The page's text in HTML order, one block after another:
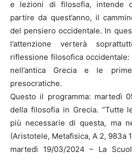
e lezioni di filosofia, intende
partire da quest’anno, il
del pensiero occidentale. In
l’attenzione verterà
riflessione filosofica
nell’antica Grecia e le
presocratiche.
Questo il programma: martedì
della filosofia in Grecia. “Tutte
più necessarie di questa, ma
(Aristotele, Metafisica, A 2, 983a
martedì 19/03/2024 – La